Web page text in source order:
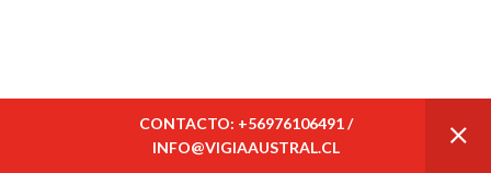
CONTACTO: +56976106491 /
INFO@VIGIAAUSTRAL.CL